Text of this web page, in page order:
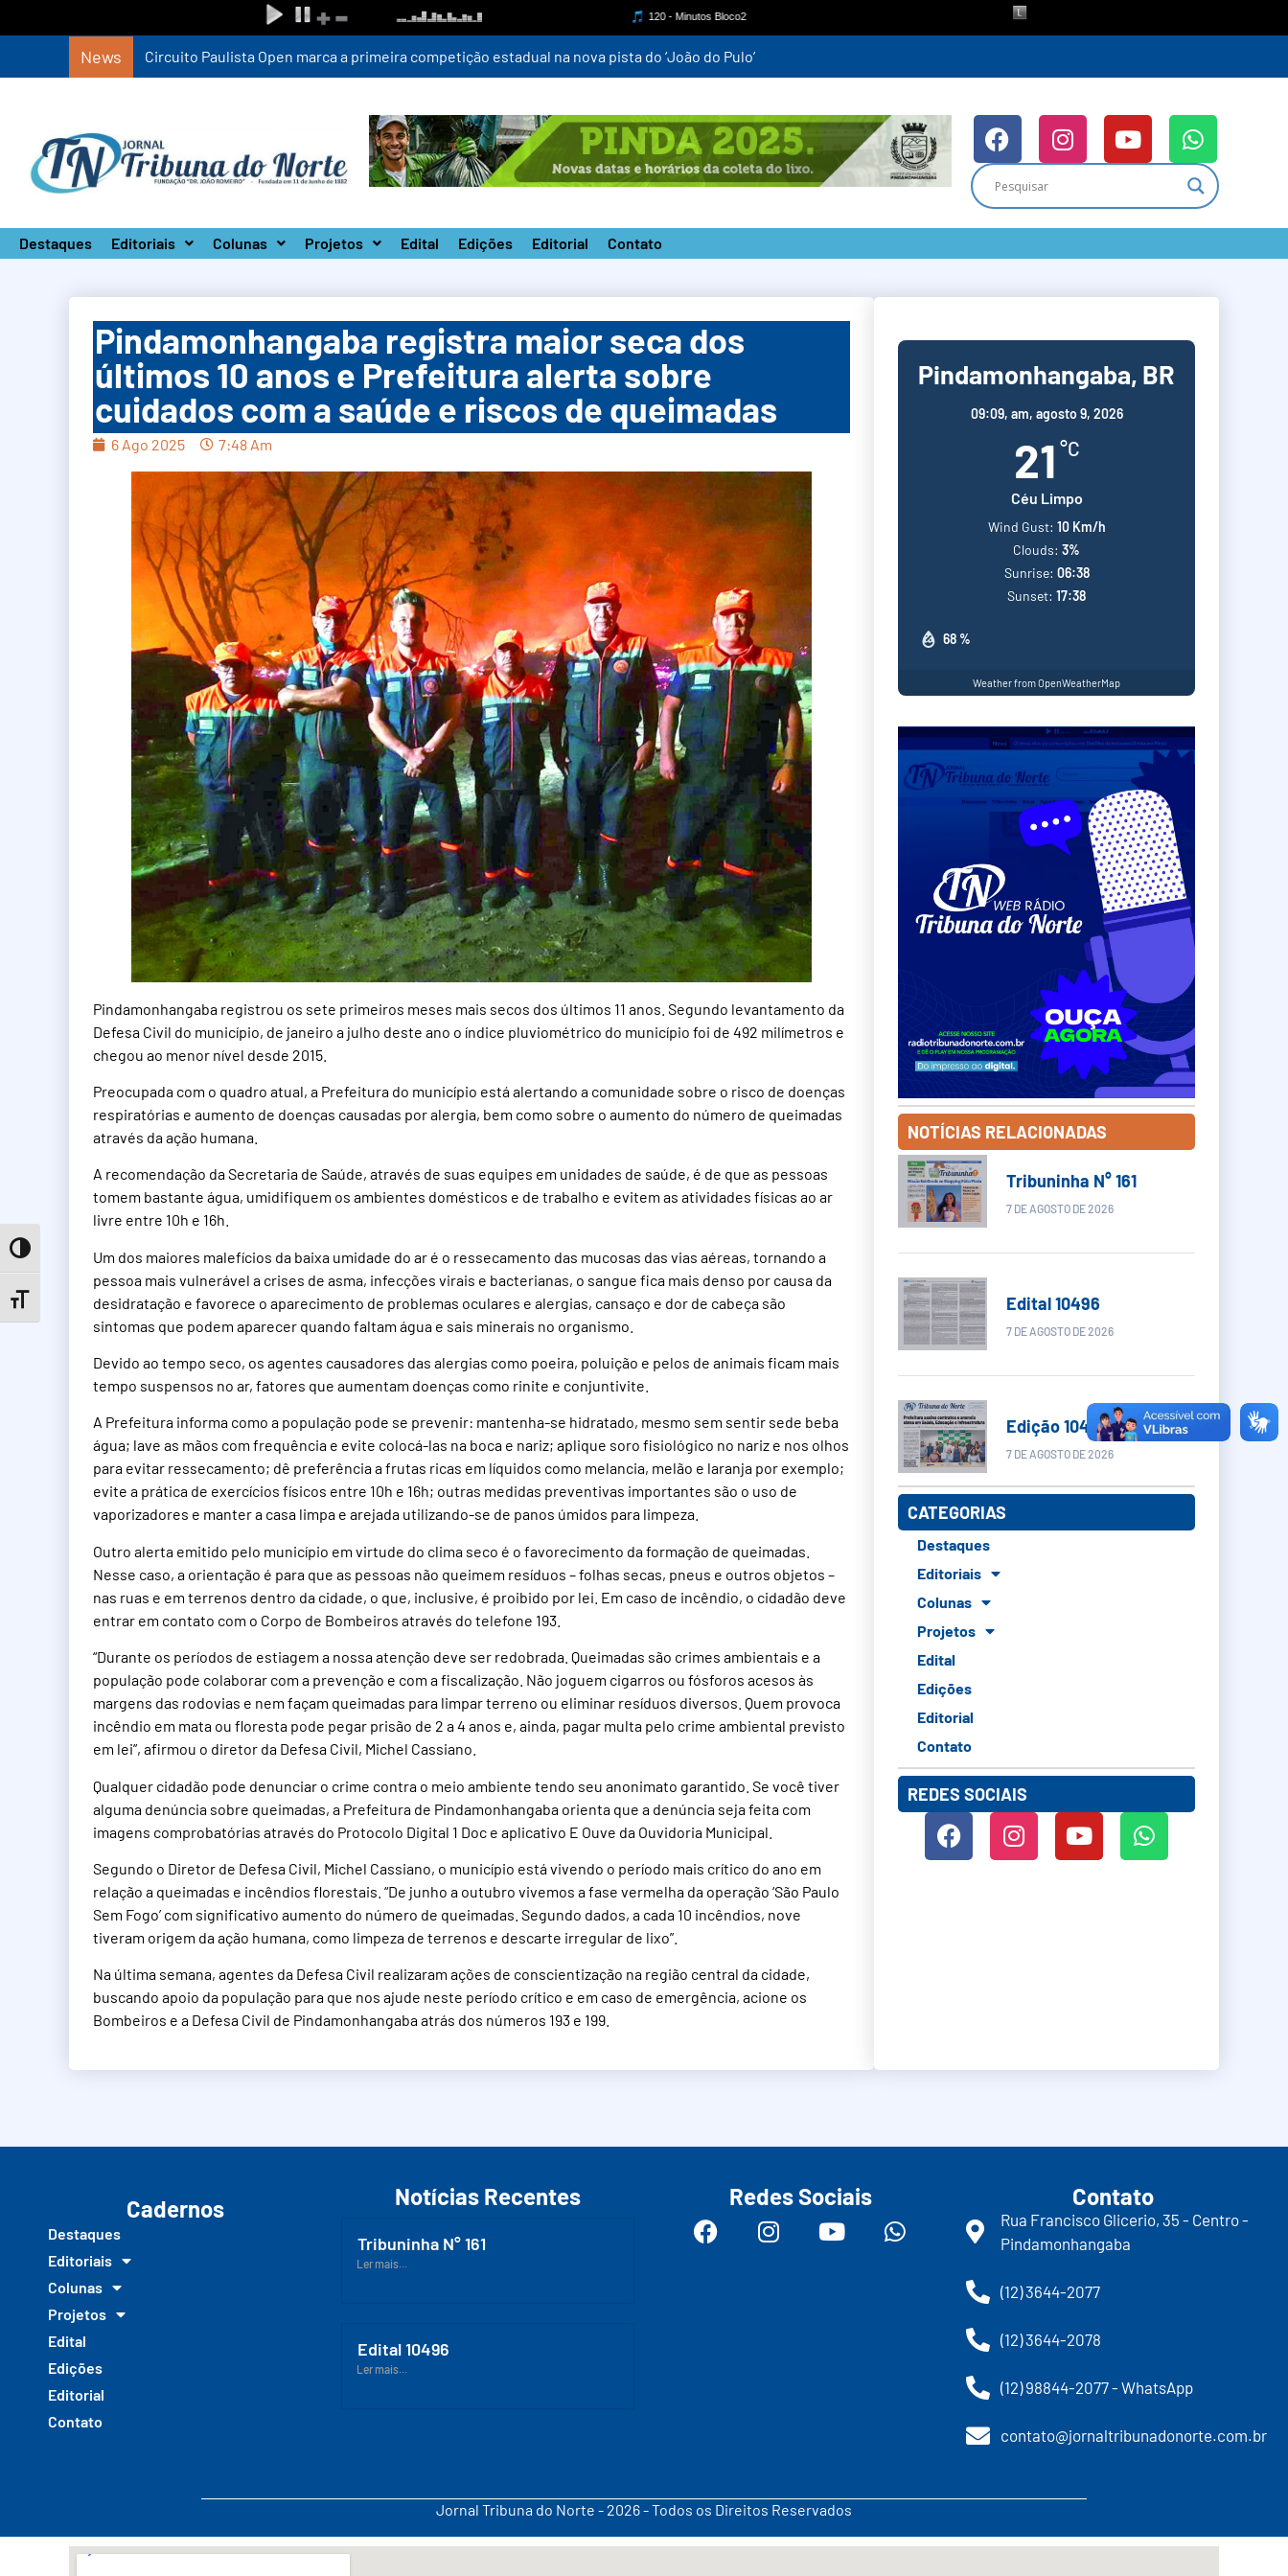
Toggle High Contrast
Toggle Font size
News Circuito Paulista Open marca a primeira competição estadual na nova pista do ‘João do Pulo’
Destaques Editoriais Colunas Projetos Edital Edições Editorial Contato
Pindamonhangaba registra maior seca dos
últimos 10 anos e Prefeitura alerta sobre
cuidados com a saúde e riscos de queimadas
6 Ago 2025 7:48 Am
Pindamonhangaba registrou os sete primeiros meses mais secos dos últimos 11 anos. Segundo levantamento da
Defesa Civil do município, de janeiro a julho deste ano o índice pluviométrico do município foi de 492 milímetros e
chegou ao menor nível desde 2015.
Preocupada com o quadro atual, a Prefeitura do município está alertando a comunidade sobre o risco de doenças
respiratórias e aumento de doenças causadas por alergia, bem como sobre o aumento do número de queimadas
através da ação humana.
A recomendação da Secretaria de Saúde, através de suas equipes em unidades de saúde, é de que as pessoas
tomem bastante água, umidifiquem os ambientes domésticos e de trabalho e evitem as atividades físicas ao ar
livre entre 10h e 16h.
Um dos maiores malefícios da baixa umidade do ar é o ressecamento das mucosas das vias aéreas, tornando a
pessoa mais vulnerável a crises de asma, infecções virais e bacterianas, o sangue fica mais denso por causa da
desidratação e favorece o aparecimento de problemas oculares e alergias, cansaço e dor de cabeça são
sintomas que podem aparecer quando faltam água e sais minerais no organismo.
Devido ao tempo seco, os agentes causadores das alergias como poeira, poluição e pelos de animais ficam mais
tempo suspensos no ar, fatores que aumentam doenças como rinite e conjuntivite.
A Prefeitura informa como a população pode se prevenir: mantenha-se hidratado, mesmo sem sentir sede beba
água; lave as mãos com frequência e evite colocá-las na boca e nariz; aplique soro fisiológico no nariz e nos olhos
para evitar ressecamento; dê preferência a frutas ricas em líquidos como melancia, melão e laranja por exemplo;
evite a prática de exercícios físicos entre 10h e 16h; outras medidas preventivas importantes são o uso de
vaporizadores e manter a casa limpa e arejada utilizando-se de panos úmidos para limpeza.
Outro alerta emitido pelo município em virtude do clima seco é o favorecimento da formação de queimadas.
Nesse caso, a orientação é para que as pessoas não queimem resíduos – folhas secas, pneus e outros objetos –
nas ruas e em terrenos dentro da cidade, o que, inclusive, é proibido por lei. Em caso de incêndio, o cidadão deve
entrar em contato com o Corpo de Bombeiros através do telefone 193.
“Durante os períodos de estiagem a nossa atenção deve ser redobrada. Queimadas são crimes ambientais e a
população pode colaborar com a prevenção e com a fiscalização. Não joguem cigarros ou fósforos acesos às
margens das rodovias e nem façam queimadas para limpar terreno ou eliminar resíduos diversos. Quem provoca
incêndio em mata ou floresta pode pegar prisão de 2 a 4 anos e, ainda, pagar multa pelo crime ambiental previsto
em lei”, afirmou o diretor da Defesa Civil, Michel Cassiano.
Qualquer cidadão pode denunciar o crime contra o meio ambiente tendo seu anonimato garantido. Se você tiver
alguma denúncia sobre queimadas, a Prefeitura de Pindamonhangaba orienta que a denúncia seja feita com
imagens comprobatórias através do Protocolo Digital 1 Doc e aplicativo E Ouve da Ouvidoria Municipal.
Segundo o Diretor de Defesa Civil, Michel Cassiano, o município está vivendo o período mais crítico do ano em
relação a queimadas e incêndios florestais. “De junho a outubro vivemos a fase vermelha da operação ‘São Paulo
Sem Fogo’ com significativo aumento do número de queimadas. Segundo dados, a cada 10 incêndios, nove
tiveram origem da ação humana, como limpeza de terrenos e descarte irregular de lixo”.
Na última semana, agentes da Defesa Civil realizaram ações de conscientização na região central da cidade,
buscando apoio da população para que nos ajude neste período crítico e em caso de emergência, acione os
Bombeiros e a Defesa Civil de Pindamonhangaba atrás dos números 193 e 199.
Pindamonhangaba, BR
09:09, am, agosto 9, 2026
21 °C
Céu Limpo
68 %
Wind Gust: 10 Km/h
Clouds: 3%
Sunrise: 06:38
Sunset: 17:38
Weather from OpenWeatherMap
NOTÍCIAS RELACIONADAS
Tribuninha N° 161
7 DE AGOSTO DE 2026
Edital 10496
7 DE AGOSTO DE 2026
Edição 10496
7 DE AGOSTO DE 2026
CATEGORIAS
Destaques
Editoriais
Colunas
Projetos
Edital
Edições
Editorial
Contato
REDES SOCIAIS
Cadernos
Destaques
Editoriais
Colunas
Projetos
Edital
Edições
Editorial
Contato
Notícias Recentes
Tribuninha N° 161
Ler mais...
Edital 10496
Ler mais...
Redes Sociais Contato
Rua Francisco Glicerio, 35 - Centro -
Pindamonhangaba
(12) 3644-2077
(12) 3644-2078
(12) 98844-2077 - WhatsApp
contato@jornaltribunadonorte.com.br
Jornal Tribuna do Norte - 2026 - Todos os Direitos Reservados